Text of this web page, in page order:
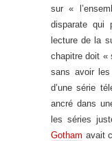
sur «
disparate qui
lecture de la
chapitre doit «
sans avoir
d’une série
ancré dans
les séries
Gotham avait